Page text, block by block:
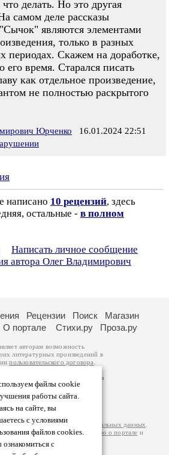
делать. Но это другая
самом деле рассказы
являются элементами
только в разных
периодах. Скажем на доработке,
его время. Старался писать
как отдельное произведение,
не полностью раскрытого
Юрченко 16.01.2024 22:51
написано 10 рецензий, здесь
остальные - в полном
Написать личное сообщение
автора Олег Владимирович
файлы cookie
работы сайта.
на сайте, вы
с условиями
файлов cookies.
с
Рецензии Поиск
Магазин
О портале Стихи.ру Проза.ру
авторам возможность
литературных произведений в
пользовательского договора
принадлежат авторам
произведений возможна
к которому вы можете
странице. Ответственность за
несут самостоятельно на
изаконодательства
Политики обработки персональных данных
более подробнуюинформацию о портале и